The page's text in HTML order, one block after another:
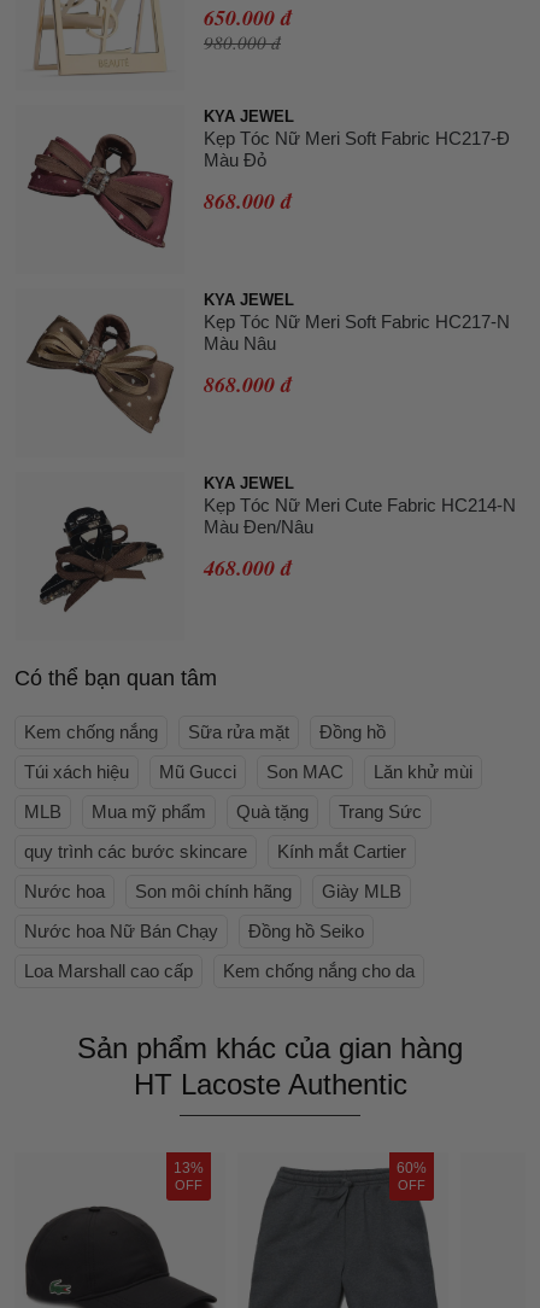
650.000 đ
980.000 đ
KYA JEWEL
Kẹp Tóc Nữ Meri Soft Fabric HC217-Đ
Màu Đỏ
868.000 đ
KYA JEWEL
Kẹp Tóc Nữ Meri Soft Fabric HC217-N
Màu Nâu
868.000 đ
KYA JEWEL
Kẹp Tóc Nữ Meri Cute Fabric HC214-N
Màu Đen/Nâu
468.000 đ
Có thể bạn quan tâm
Kem chống nắng Sữa rửa mặt
Đồng hồ
Túi xách hiệu
Mũ Gucci Son MAC
Lăn khử mùi
MLB
Mua mỹ phẩm Quà tặng
Trang Sức
quy trình các bước skincare
Kính mắt Cartier
Nước hoa
Son môi chính hãng
Giày MLB
Nước hoa Nữ Bán Chạy
Đồng hồ Seiko
Loa Marshall cao cấp
Kem chống nắng cho da
Sản phẩm khác của gian hàng
HT Lacoste Authentic
13%
OFF
60%
OFF